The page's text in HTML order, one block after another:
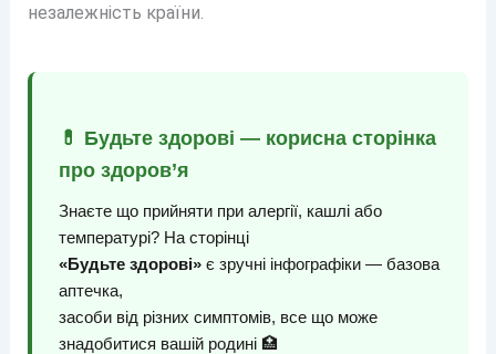
незалежність країни.
💊 Будьте здорові — корисна сторінка
про здоров’я
Знаєте що прийняти при алергії, кашлі або
температурі? На сторінці
«Будьте здорові»є зручні інфографіки — базова
аптечка,
засоби від різних симптомів, все що може
знадобитися вашій родині 🏥